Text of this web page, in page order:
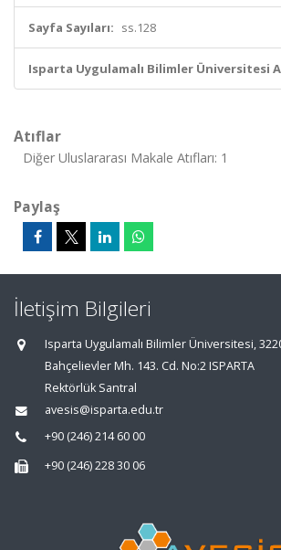
Sayfa Sayıları: ss.128
Isparta Uygulamalı Bilimler Üniversitesi
Atıflar
Diğer Uluslararası Makale Atıfları: 1
Paylaş
İletişim Bilgileri
Isparta Uygulamalı Bilimler Üniversitesi,
Bahçelievler Mh. 143. Cd. No:2 ISPARTA
Rektörlük Santral
avesis@isparta.edu.tr
+90 (246) 214 60 00
+90 (246) 228 30 06